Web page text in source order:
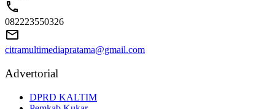
082223550326
citramultimediapratama@gmail.com
Advertorial
DPRD KALTIM